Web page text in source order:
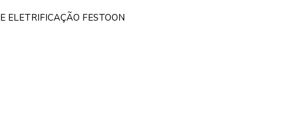
ELETRIFICAÇÃO FESTOON